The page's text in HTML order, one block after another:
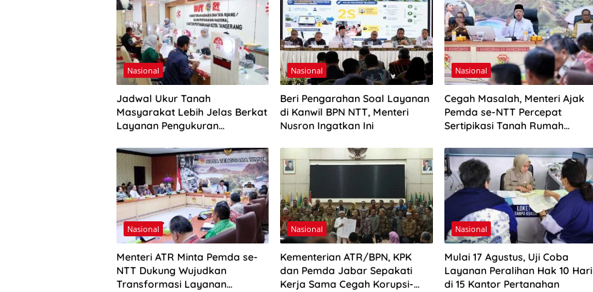
Nasional
Jadwal Ukur Tanah
Masyarakat Lebih Jelas Berkat
Layanan Pengukuran
Nasional
Beri Pengarahan Soal Layanan
di Kanwil BPN NTT, Menteri
Nusron Ingatkan Ini
Nasional
Cegah Masalah, Menteri Ajak
Pemda se-NTT Percepat
Sertipikasi Tanah Rumah
Nasional
Menteri ATR Minta Pemda se-
NTT Dukung Wujudkan
Transformasi Layanan
Nasional
Kementerian ATR/BPN, KPK
dan Pemda Jabar Sepakati
Kerja Sama Cegah Korupsi-
Nasional
Mulai 17 Agustus, Uji Coba
Layanan Peralihan Hak 10 Hari
di 15 Kantor Pertanahan